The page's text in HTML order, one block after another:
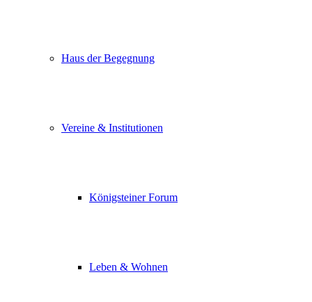
Haus der Begegnung
Vereine & Institutionen
Königsteiner Forum
Leben & Wohnen